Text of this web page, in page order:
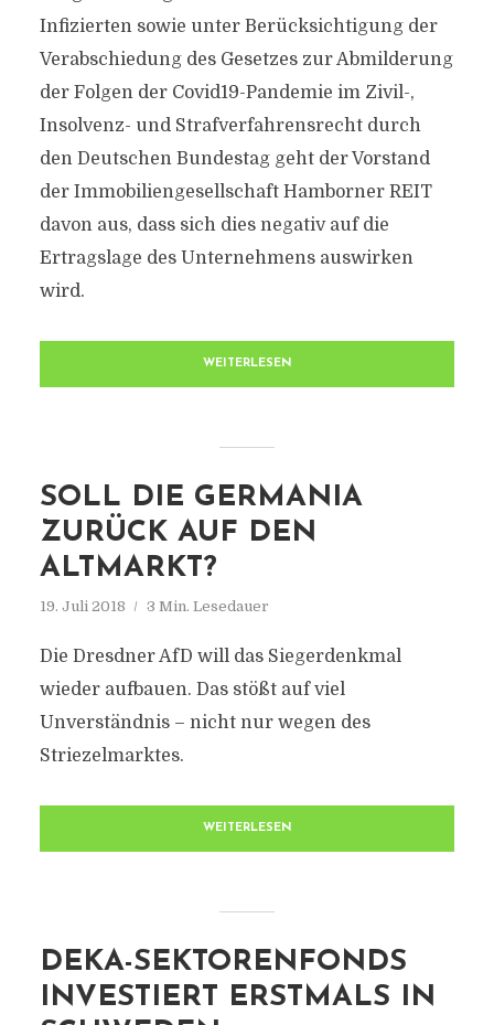
Infizierten sowie unter Berücksichtigung der
Verabschiedung des Gesetzes zur Abmilderung
der Folgen der Covid19-Pandemie im Zivil-,
Insolvenz- und Strafverfahrensrecht durch
den Deutschen Bundestag geht der Vorstand
der Immobiliengesellschaft Hamborner REIT
davon aus, dass sich dies negativ auf die
Ertragslage des Unternehmens auswirken
wird.
WEITERLESEN
SOLL DIE GERMANIA
ZURÜCK AUF DEN
ALTMARKT?
19. Juli 2018 3 Min. Lesedauer
Die Dresdner AfD will das Siegerdenkmal
wieder aufbauen. Das stößt auf viel
Unverständnis – nicht nur wegen des
Striezelmarktes.
WEITERLESEN
DEKA-SEKTORENFONDS
INVESTIERT ERSTMALS IN